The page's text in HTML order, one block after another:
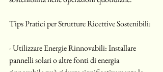
Tips Pratici per Strutture Ricettive Sostenibili:
- Utilizzare Energie Rinnovabili: Installare
pannelli solari o altre fonti di energia